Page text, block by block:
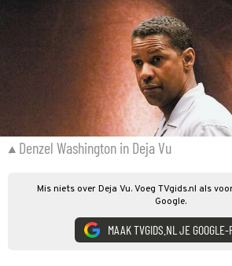
Denzel Washington in Deja Vu
Mis niets over Deja Vu. Voeg TVgids.nl als
Google.
MAAK TVGIDS.NL JE GOOGLE-